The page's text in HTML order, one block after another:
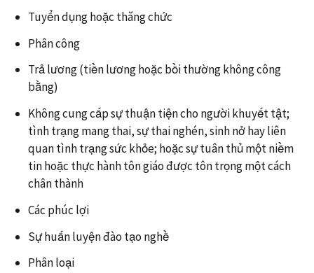
Tuyển dụng hoặc thăng chức
Phân công
Trả lương (tiền lương hoặc bồi thường không công
bằng)
Không cung cấp sự thuận tiện cho người khuyết tật;
tình trạng mang thai, sự thai nghén, sinh nở hay liên
quan tình trạng sức khỏe; hoặc sự tuân thủ một niềm
tin hoặc thực hành tôn giáo được tôn trọng một cách
chân thành
Các phúc lợi
Sự huấn luyện đào tạo nghề
Phân loại